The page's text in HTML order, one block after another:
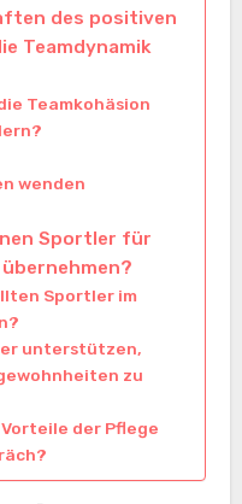
des positiven
Teamdynamik
Teamkohäsion
wenden
Sportler für
Sportler im
unterstützen,
zu
der Pflege